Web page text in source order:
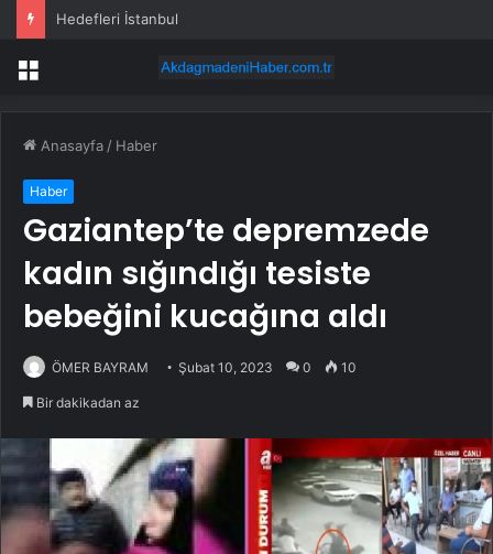
Hedefleri İstanbul
Menü
Anasayfa / Haber
Haber
Gaziantep’te depremzede
kadın sığındığı tesiste
bebeğini kucağına aldı
ÖMER BAYRAM Şubat 10, 2023 0 10
Bir dakikadan az